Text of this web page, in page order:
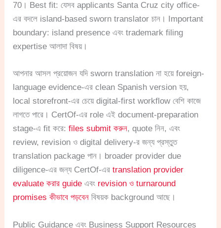
70। Best fit: যেসব applicants Santa Cruz city office-
এর বদলে island-based sworn translator চান। Important
boundary: island presence এবং trademark filing
expertise আলাদা বিষয়।
আপনার আসল প্রয়োজন যদি sworn translation না হয়ে foreign-
language evidence-এর clean Spanish version হয়,
local storefront-এর চেয়ে digital-first workflow বেশি কাজে
লাগতে পারে। CertOf-এর role এই document-preparation
stage-এ fit করে:files submit করুন, quote নিন, এবং
review, revision ও digital delivery-র জন্য প্রস্তুত
translation package পান। broader provider due
diligence-এর জন্য CertOf-এরtranslation provider
evaluate করার guide এবং revision ও turnaround
promises কীভাবে পড়বেন বিষয়ক background আছে।
Public Guidance এবং Business Support Resources